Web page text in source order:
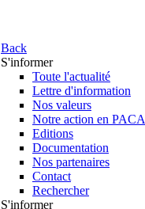
Back
S'informer
Toute l'actualité
Lettre d'information
Nos valeurs
Notre action en PACA
Editions
Documentation
Nos partenaires
Contact
Rechercher
S'informer